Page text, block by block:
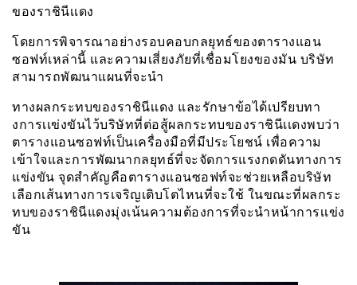
ของราชินีเเดง
โดยการพิจารณาอย่างรอบคอบกลยุทธ์ของตารางแอน
ซอฟท์เหล่านี้ และความเสี่ยงภัยที่เชื่อมโยงของมัน บริษัท
สามารถพัฒนาแผนที่จะนำ
ทางผลกระทบของราชินีเเดง และรักษาข้อได้เปรียบทา
งการเเข่งขันไว้บริษัทที่ต่อสู้ผลกระทบของราชินีเเดงพบว่า
ตารางแอนซอฟท์เป็นเครื่องมือที่มีประโยชน์ เพื่อความ
เข้าใจและการพัฒนากลยุทธ์ที่จะจัดการแรงกดดันทางการ
แข่งขัน จุดสำคัญคือตารางแอนซอฟท์จะช่วยเหลือบริษัท
เลือกเส้นทางการเจริญเติบโตไหนที่จะใช้ ในขณะที่ผลกระ
ทบของราชินีแดงมุ่งเน้นความต้องการที่จะนำหน้าการเเข่ง
ขัน